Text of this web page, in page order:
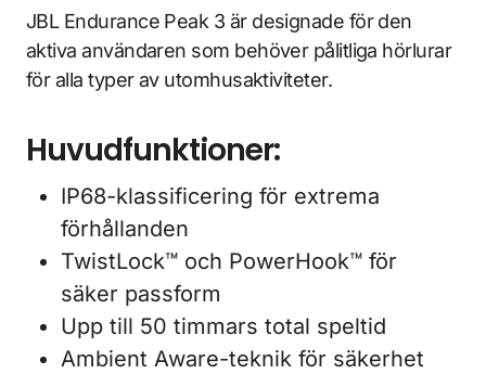
JBL Endurance Peak 3 är designade för den
aktiva användaren som behöver pålitliga hörlurar
för alla typer av utomhusaktiviteter.
Huvudfunktioner:
IP68-klassificering för extrema
förhållanden
TwistLock™ och PowerHook™ för
säker passform
Upp till 50 timmars total speltid
Ambient Aware-teknik för säkerhet